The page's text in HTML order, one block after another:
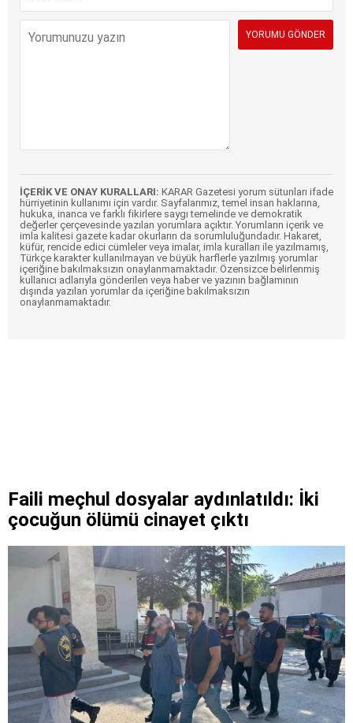
İÇERİK VE ONAY KURALLARI: KARAR Gazetesi yorum sütunları ifade
hürriyetinin kullanımı için vardır. Sayfalarımız, temel insan haklarına,
hukuka, inanca ve farklı fikirlere saygı temelinde ve demokratik
değerler çerçevesinde yazılan yorumlara açıktır. Yorumların içerik ve
imla kalitesi gazete kadar okurların da sorumluluğundadır. Hakaret,
küfür, rencide edici cümleler veya imalar, imla kuralları ile yazılmamış,
Türkçe karakter kullanılmayan ve büyük harflerle yazılmış yorumlar
içeriğine bakılmaksızın onaylanmamaktadır. Özensizce belirlenmiş
kullanıcı adlarıyla gönderilen veya haber ve yazının bağlamının
dışında yazılan yorumlar da içeriğine bakılmaksızın
onaylanmamaktadır.
Faili meçhul dosyalar aydınlatıldı: İki
çocuğun ölümü cinayet çıktı